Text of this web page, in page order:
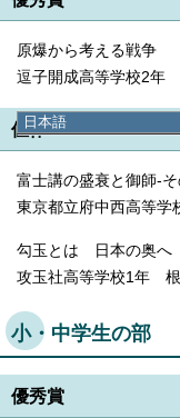
日本語
日本語
한국어
简体中文
原爆から考える戦争
逗子開成高等学校2
佳作
富士講の盛衰と御師-
東京都立府中西高等
勾玉とは 日本の奥へ
攻玉社高等学校1年
小・中学生の部
優秀賞